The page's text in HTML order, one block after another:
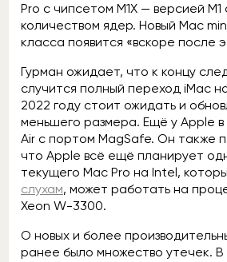
Pro с чипсетом M1X — версией
количеством ядер. Новый Mac
класса появится «вскоре после
Гурман ожидает, что к концу
случится полный переход iMac
2022 году стоит ожидать и
меньшего размера. Ещё у Apple
Air с портом MagSafe. Он также
что Apple всё ещё планирует
текущего Mac Pro на Intel,
слухам, может работать на
Xeon W-3300.
О новых и более
ранее было множество утечек.